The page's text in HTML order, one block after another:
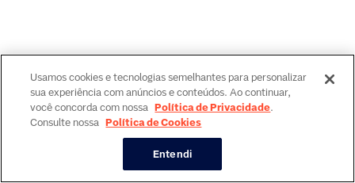
Usamos cookies e tecnologias semelhantes para personalizar
sua experiência com anúncios e conteúdos. Ao continuar,
você concorda com nossa Política de Privacidade.
Consulte nossa Política de Cookies
Entendi